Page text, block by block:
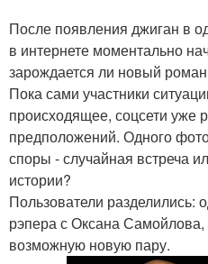
После появления джиган в
в интернете моментально
зарождается ли новый
Пока сами участники
происходящее, соцсети уже
предположений. Одного
споры - случайная встреча
истории?
Пользователи
рэпера с Оксана
возможную новую пару.